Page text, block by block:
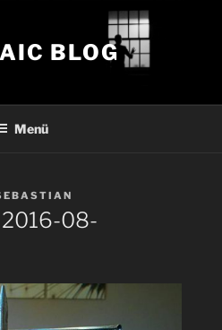
BLOG
Menü
2016-08-